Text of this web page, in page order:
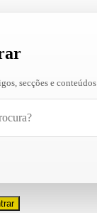
secções e conteúdos